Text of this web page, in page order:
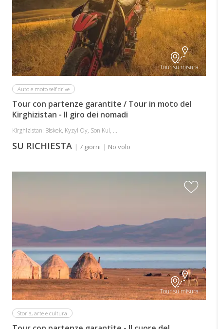
Tour su misura
Auto e moto self drive
Tour con partenze garantite / Tour in moto del
Kirghizistan - Il giro dei nomadi
Kirghizistan: Biskek, Kyzyl Oy, Son Kul, ...
SU RICHIESTA | 7 giorni | No volo
Tour su misura
Storia, arte e cultura